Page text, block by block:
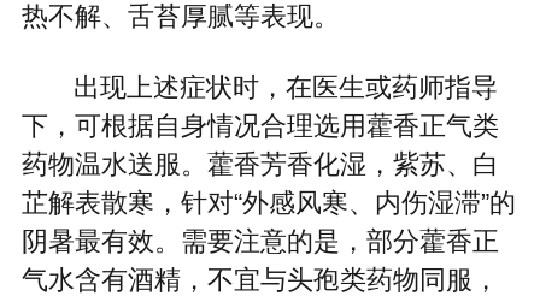
热不解、舌苔厚腻等表现。
出现上述症状时，在医生或药师指导
下，可根据自身情况合理选用藿香正气类
药物温水送服。藿香芳香化湿，紫苏、白
芷解表散寒，针对“外感风寒、内伤湿滞”的
阴暑最有效。需要注意的是，部分藿香正
气水含有酒精，不宜与头孢类药物同服，